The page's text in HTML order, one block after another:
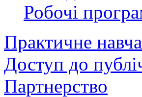
Робочі
Практичне
Доступ до
Партнерство